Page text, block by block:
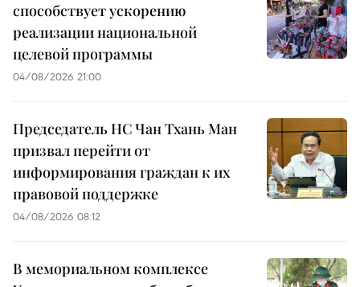
способствует ускорению
реализации национальной
целевой программы
04/08/2026 21:00
Председатель НС Чан Тхань Ман
призвал перейти от
информирования граждан к их
правовой поддержке
04/08/2026 08:12
В мемориальном комплексе